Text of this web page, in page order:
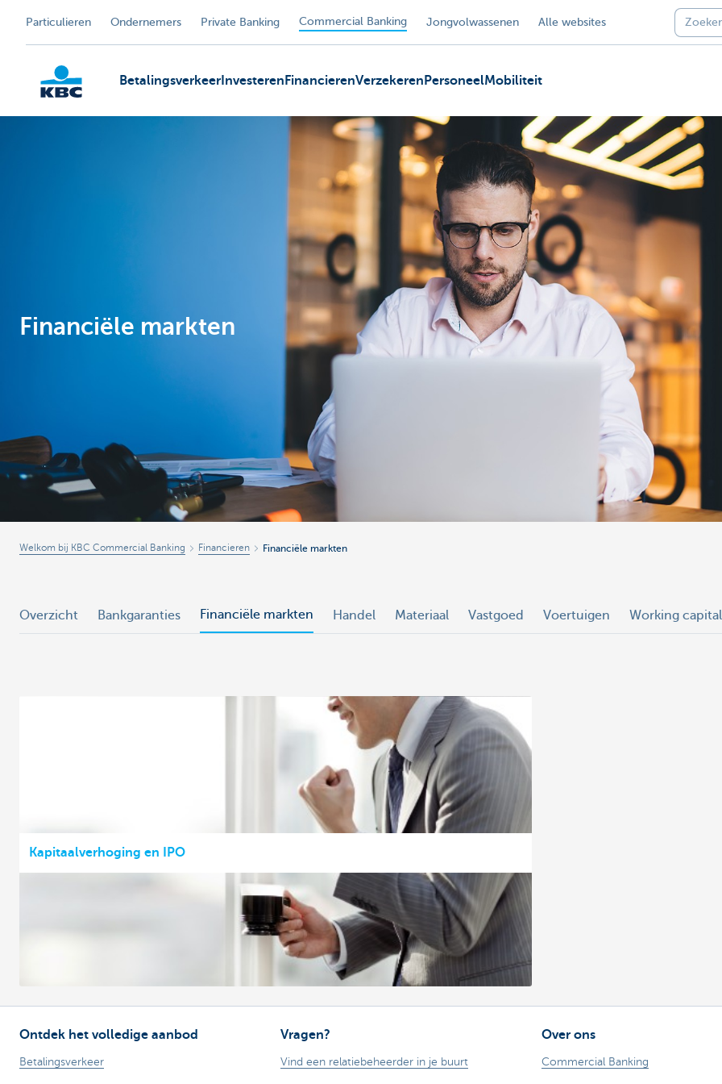
Particulieren Ondernemers Private Banking Commercial Banking Jongvolwassenen Alle websites
Betalingsverkeer Investeren FinancierenVerzekeren PersoneelMobiliteit
Financiële markten
Welkom bij KBC Commercial Banking Financieren Financiële markten
Overzicht Bankgaranties Financiële markten Handel Materiaal Vastgoed Voertuigen Working capital
Kapitaalverhoging en IPO
Ontdek het volledige aanbod
Betalingsverkeer
Vragen?
Vind een relatiebeheerder in je buurt
Over ons
Commercial Banking